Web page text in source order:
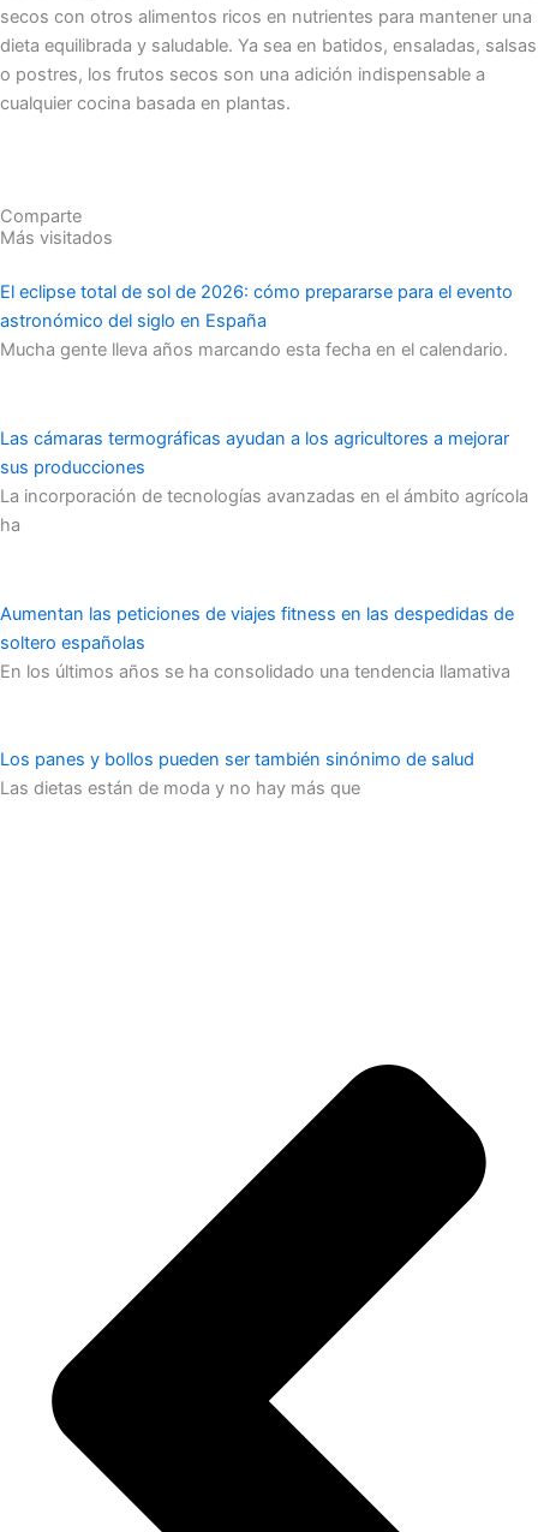
secos con otros alimentos ricos en nutrientes para mantener una
dieta equilibrada y saludable. Ya sea en batidos, ensaladas, salsas
o postres, los frutos secos son una adición indispensable a
cualquier cocina basada en plantas.
Comparte
Más visitados
El eclipse total de sol de 2026: cómo prepararse para el evento
astronómico del siglo en España
Mucha gente lleva años marcando esta fecha en el calendario.
Las cámaras termográficas ayudan a los agricultores a mejorar
sus producciones
La incorporación de tecnologías avanzadas en el ámbito agrícola
ha
Aumentan las peticiones de viajes fitness en las despedidas de
soltero españolas
En los últimos años se ha consolidado una tendencia llamativa
Los panes y bollos pueden ser también sinónimo de salud
Las dietas están de moda y no hay más que